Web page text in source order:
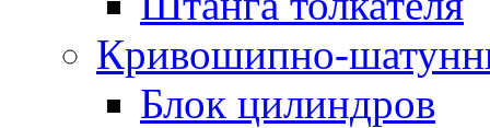
Кривошипно-
Блок цилиндров